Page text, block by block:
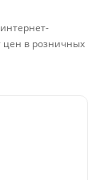
цен в розничных